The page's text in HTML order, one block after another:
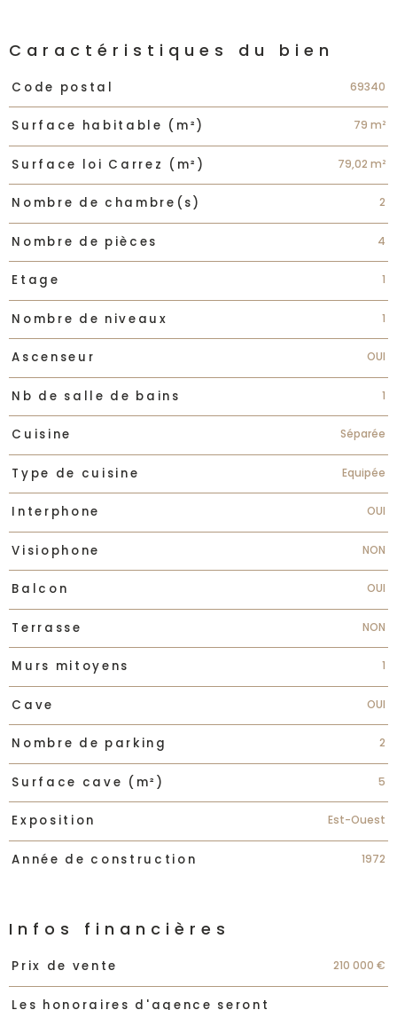
Caractéristiques du bien
Caractéristiques Valeurs
Code postal 69340
Surface habitable (m²) 79 m²
Surface loi Carrez (m²) 79,02 m²
Nombre de chambre(s) 2
Nombre de pièces 4
Etage 1
Nombre de niveaux 1
Ascenseur OUI
Nb de salle de bains 1
Cuisine Séparée
Type de cuisine Equipée
Interphone OUI
Visiophone NON
Balcon OUI
Terrasse NON
Murs mitoyens 1
Cave OUI
Nombre de parking 2
Surface cave (m²) 5
Exposition Est-Ouest
Année de construction 1972
Infos financières
Caractéristiques Valeurs
Prix de vente 210 000 €
Les honoraires d'agence seront